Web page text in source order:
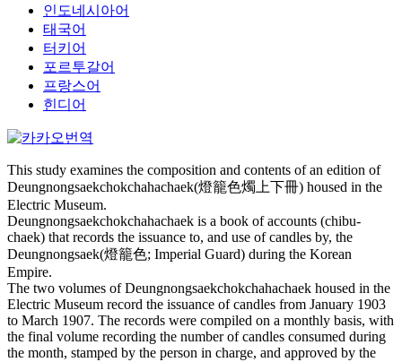
인도네시아어
태국어
터키어
포르투갈어
프랑스어
힌디어
This study examines the composition and contents of an edition of
Deungnongsaekchokchahachaek(燈籠色燭上下冊) housed in the
Electric Museum.
Deungnongsaekchokchahachaek is a book of accounts (chibu-
chaek) that records the issuance to, and use of candles by, the
Deungnongsaek(燈籠色; Imperial Guard) during the Korean
Empire.
The two volumes of Deungnongsaekchokchahachaek housed in the
Electric Museum record the issuance of candles from January 1903
to March 1907. The records were compiled on a monthly basis, with
the final volume recording the number of candles consumed during
the month, stamped by the person in charge, and approved by the